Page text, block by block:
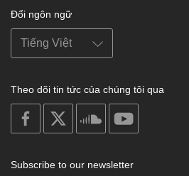
Đổi ngôn ngữ
Theo dõi tin tức của chúng tôi qua
on
facebook
soundcloud
Subscribe to our newsletter